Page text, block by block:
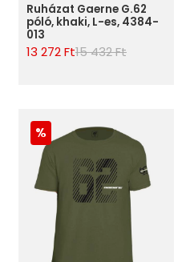
Ruházat Gaerne G.62
póló, khaki, L-es, 4384-
013
13 272 Ft15 432 Ft